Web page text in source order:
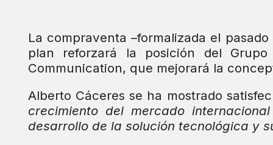
La compraventa –formalizada el
plan reforzará la posición del
Communication, que mejorará la
Alberto Cáceres se ha mostrado
crecimiento del mercado
desarrollo de la solución tecnológica y